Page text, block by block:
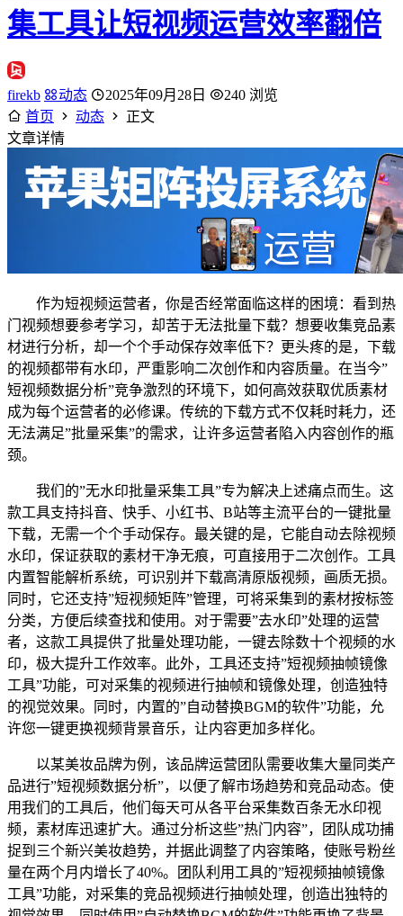
集工具让短视频运营效率翻倍
firekb 动态 2025年09月28日
240 浏览
首页
动态
正文
文章详情
作为短视频运营者，你是否经常面临这样的困境：看到热
门视频想要参考学习，却苦于无法批量下载？想要收集竞品素
材进行分析，却一个个手动保存效率低下？更头疼的是，下载
的视频都带有水印，严重影响二次创作和内容质量。在当今”
短视频数据分析”竞争激烈的环境下，如何高效获取优质素材
成为每个运营者的必修课。传统的下载方式不仅耗时耗力，还
无法满足”批量采集”的需求，让许多运营者陷入内容创作的瓶
颈。
我们的”无水印批量采集工具”专为解决上述痛点而生。这
款工具支持抖音、快手、小红书、B站等主流平台的一键批量
下载，无需一个个手动保存。最关键的是，它能自动去除视频
水印，保证获取的素材干净无痕，可直接用于二次创作。工具
内置智能解析系统，可识别并下载高清原版视频，画质无损。
同时，它还支持”短视频矩阵”管理，可将采集到的素材按标签
分类，方便后续查找和使用。对于需要”去水印”处理的运营
者，这款工具提供了批量处理功能，一键去除数十个视频的水
印，极大提升工作效率。此外，工具还支持”短视频抽帧镜像
工具”功能，可对采集的视频进行抽帧和镜像处理，创造独特
的视觉效果。同时，内置的”自动替换BGM的软件”功能，允
许您一键更换视频背景音乐，让内容更加多样化。
以某美妆品牌为例，该品牌运营团队需要收集大量同类产
品进行”短视频数据分析”，以便了解市场趋势和竞品动态。使
用我们的工具后，他们每天可从各平台采集数百条无水印视
频，素材库迅速扩大。通过分析这些”热门内容”，团队成功捕
捉到三个新兴美妆趋势，并据此调整了内容策略，使账号粉丝
量在两个月内增长了40%。团队利用工具的”短视频抽帧镜像
工具”功能，对采集的竞品视频进行抽帧处理，创造出独特的